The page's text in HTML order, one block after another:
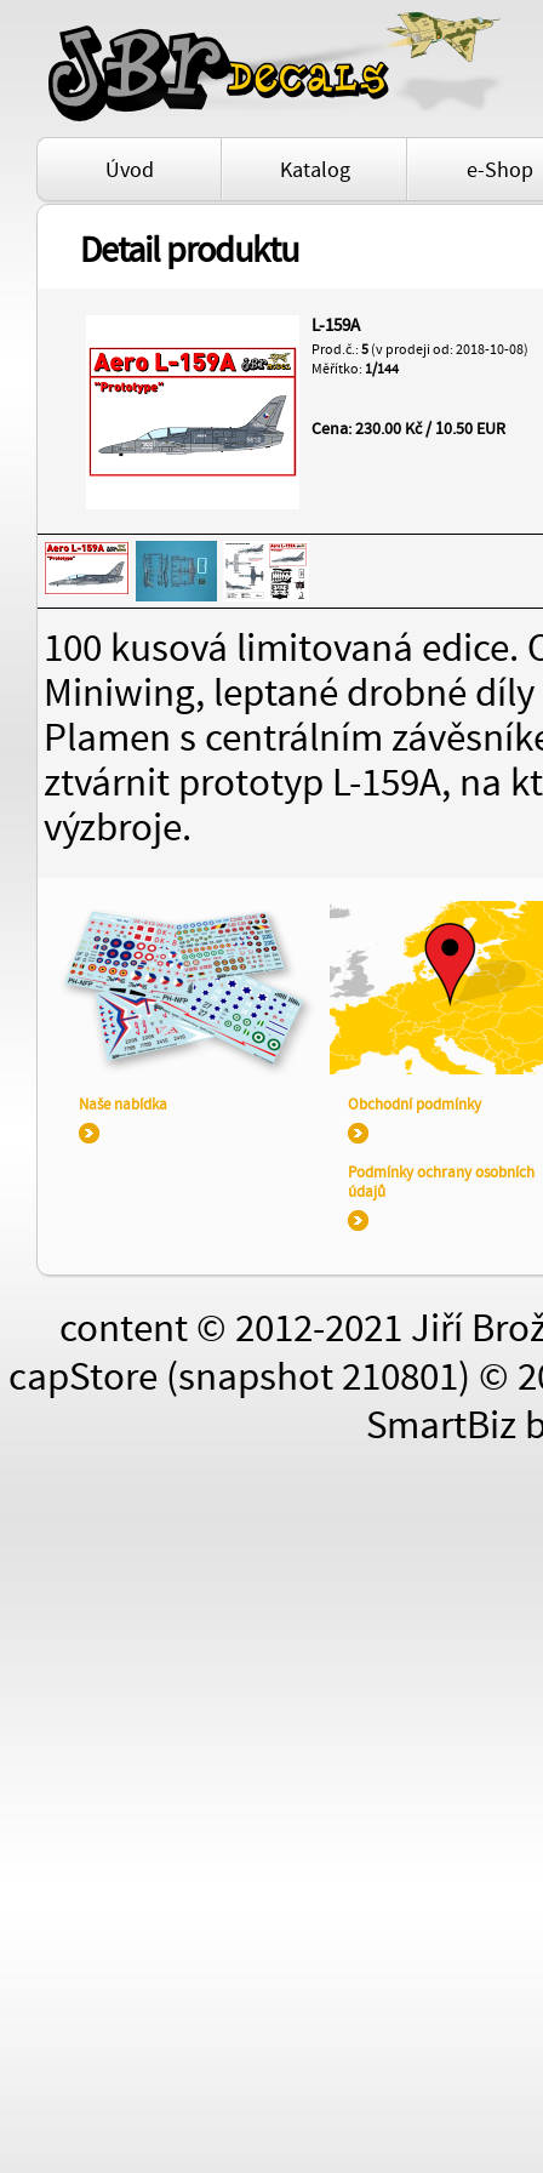
Úvod Katalog e-Shop
Detail produktu
L-159A
Prod.č.: 5 (v prodeji od: 2018-10-08)
Měřítko: 1/144
Cena: 230.00 Kč / 10.50 EUR
100 kusová limitovaná edice.
Miniwing, leptané drobné
Plamen s centrálním
ztvárnit prototyp L-159A, na
výzbroje.
Naše nabídka Obchodní podmínky
Podmínky ochrany osobních
údajů
content © 2012-2021 Jiří
capStore (snapshot 210801) ©
SmartBiz